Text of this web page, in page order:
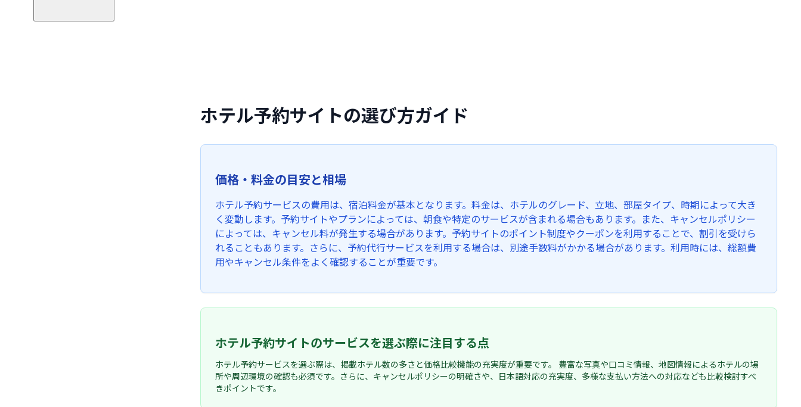
ホテル予約サイトの選び方ガイド
価格・料金の目安と相場
ホテル予約サービスの費用は、宿泊料金が基本となります。料金は、ホテルのグレード、立地、部屋タイプ、時期によって大き
く変動します。予約サイトやプランによっては、朝食や特定のサービスが含まれる場合もあります。また、キャンセルポリシー
によっては、キャンセル料が発生する場合があります。予約サイトのポイント制度やクーポンを利用することで、割引を受けら
れることもあります。さらに、予約代行サービスを利用する場合は、別途手数料がかかる場合があります。利用時には、総額費
用やキャンセル条件をよく確認することが重要です。
ホテル予約サイトのサービスを選ぶ際に注目する点
ホテル予約サービスを選ぶ際は、掲載ホテル数の多さと価格比較機能の充実度が重要です。 豊富な写真や口コミ情報、地図情報によるホテルの場
所や周辺環境の確認も必須です。さらに、キャンセルポリシーの明確さや、日本語対応の充実度、多様な支払い方法への対応なども比較検討すべ
きポイントです。